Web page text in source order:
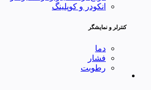
انکودر و کوپلینگ
کنترلر و نمایشگر
دما
فشار
رطوبت